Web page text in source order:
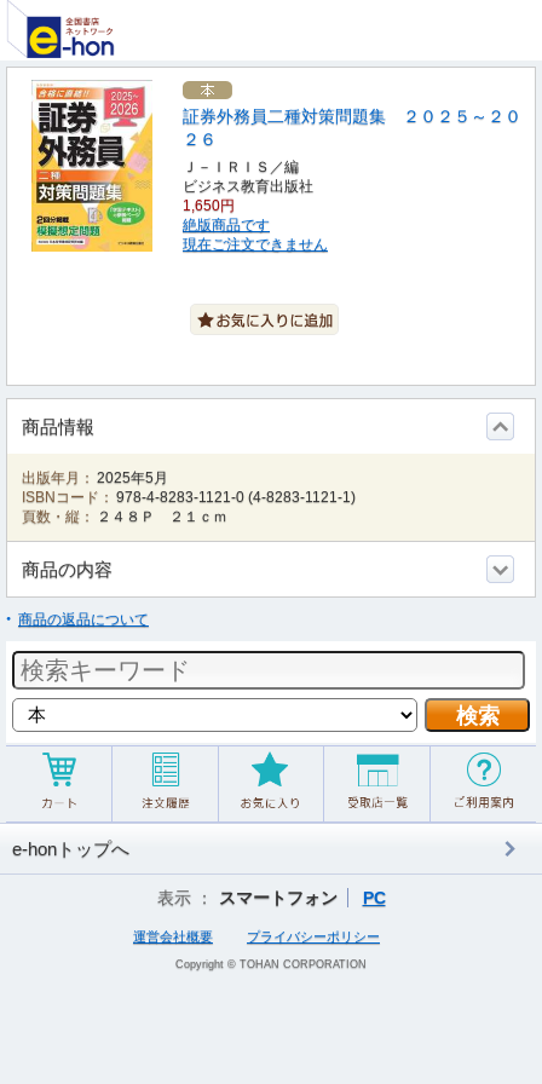
証券外務員二種対策問題集 ２０２５～２０
２６
Ｊ－ＩＲＩＳ／編
ビジネス教育出版社
1,650円
絶版商品です
現在ご注文できません
商品情報
出版年月： 2025年5月
ISBNコード： 978-4-8283-1121-0 (4-8283-1121-1)
頁数・縦：
２４８Ｐ ２１ｃｍ
商品の内容
商品の返品について
e-honトップへ
表示 ： スマートフォン PC
運営会社概要 プライバシーポリシー
Copyright © TOHAN CORPORATION